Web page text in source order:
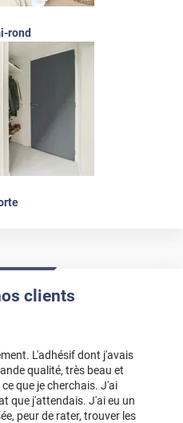
rond
clients
L'adhésif dont j'avais
qualité, très beau et
que je cherchais. J'ai
que j'attendais. J'ai eu un
peur de rater, trouver les